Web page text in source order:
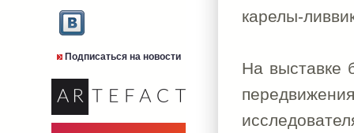
Подписаться на новости
карелы-
На выставке